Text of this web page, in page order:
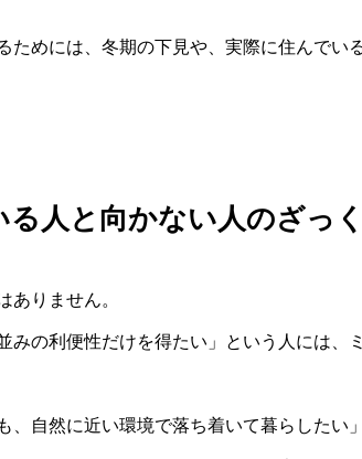
ためには、冬期の下見や、実際に住んでい
る人と向かない人のざっ
ありません。
みの利便性だけを得たい」という人には、
、自然に近い環境で落ち着いて暮らしたい